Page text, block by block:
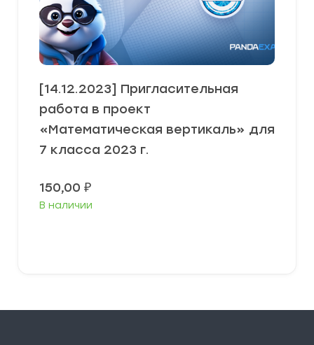
[14.12.2023] Пригласительная
работа в проект
«Математическая вертикаль» для
7 класса 2023 г.
150,00 ₽
В наличии